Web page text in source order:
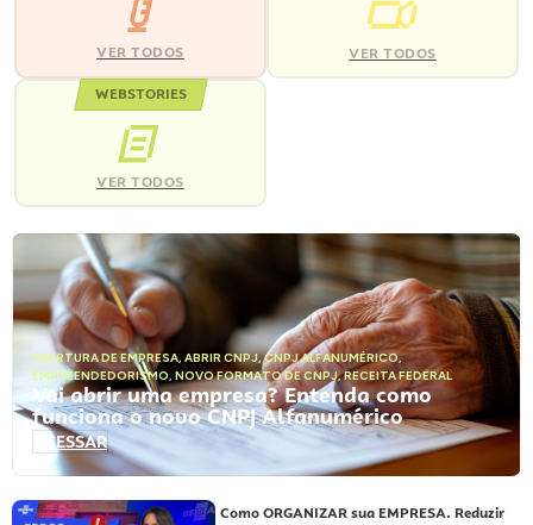
VER TODOS VER TODOS
WEBSTORIES
VER TODOS
ABERTURA DE EMPRESA, ABRIR CNPJ,CNPJ ALFANUMÉRICO,
EMPREENDEDORISMO, NOVO FORMATO DE CNPJ,RECEITA FEDERAL
Vai abrir uma empresa? Entenda como
funciona o novo CNPJ Alfanumérico
ACESSAR
Como ORGANIZAR sua EMPRESA. Reduzir